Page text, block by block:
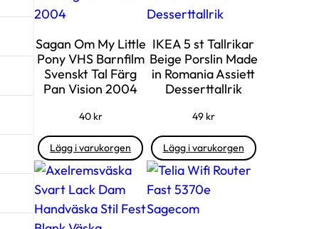
Sagan Om My Little
Pony VHS Barnfilm
Svenskt Tal Färg
Pan Vision 2004
40 kr
Lägg i varukorgen
IKEA 5 st Tallrikar
Beige Porslin Made
in Romania Assiett
Desserttallrik
49 kr
Lägg i varukorgen